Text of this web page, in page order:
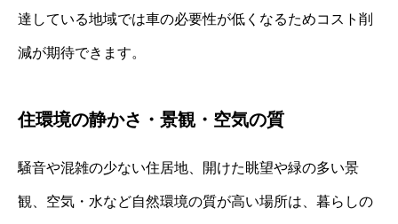
達している地域では車の必要性が低くなるためコスト削
減が期待できます。
住環境の静かさ・景観・空気の質
騒音や混雑の少ない住居地、開けた眺望や緑の多い景
観、空気・水など自然環境の質が高い場所は、暮らしの